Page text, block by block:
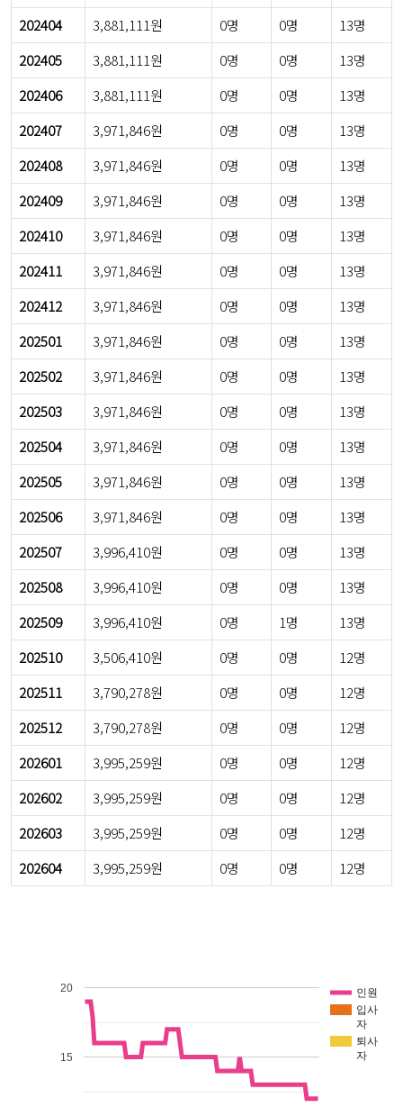
202404
3,881,111원 0명 0명
13명
202405
3,881,111원 0명 0명
13명
202406
3,881,111원 0명 0명
13명
202407
3,971,846원 0명 0명
13명
202408
3,971,846원 0명 0명
13명
202409
3,971,846원 0명 0명
13명
202410
3,971,846원 0명 0명
13명
202411
3,971,846원 0명 0명
13명
202412
3,971,846원 0명 0명
13명
202501
3,971,846원 0명 0명
13명
202502
3,971,846원 0명 0명
13명
202503
3,971,846원 0명 0명
13명
202504
3,971,846원 0명 0명
13명
202505
3,971,846원 0명 0명
13명
202506
3,971,846원 0명 0명
13명
202507
3,996,410원 0명 0명
13명
202508
3,996,410원 0명 0명
13명
202509
3,996,410원 0명 1명
13명
202510
3,506,410원 0명 0명
12명
202511
3,790,278원 0명 0명
12명
202512
3,790,278원 0명 0명
12명
202601
3,995,259원 0명 0명
12명
202602
3,995,259원 0명 0명
12명
202603
3,995,259원 0명 0명
12명
202604
3,995,259원 0명 0명 12명
인원
입사
자
퇴사
자
15
20